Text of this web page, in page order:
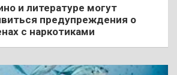
и литературе могут
предупреждения о
с наркотиками